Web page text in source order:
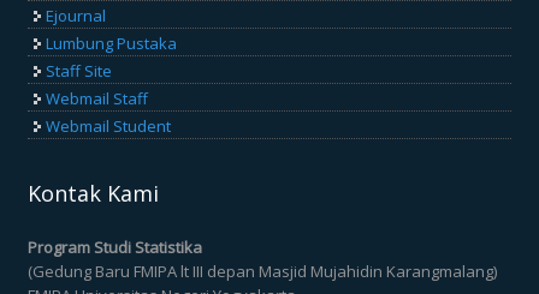
Ejournal
Lumbung Pustaka
Staff Site
Webmail Staff
Webmail Student
Kontak Kami
Program Studi Statistika
(Gedung Baru FMIPA lt III depan Masjid Mujahidin Karangmalang)